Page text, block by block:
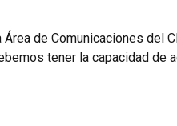
Área de Comunicaciones del
tener la capacidad de